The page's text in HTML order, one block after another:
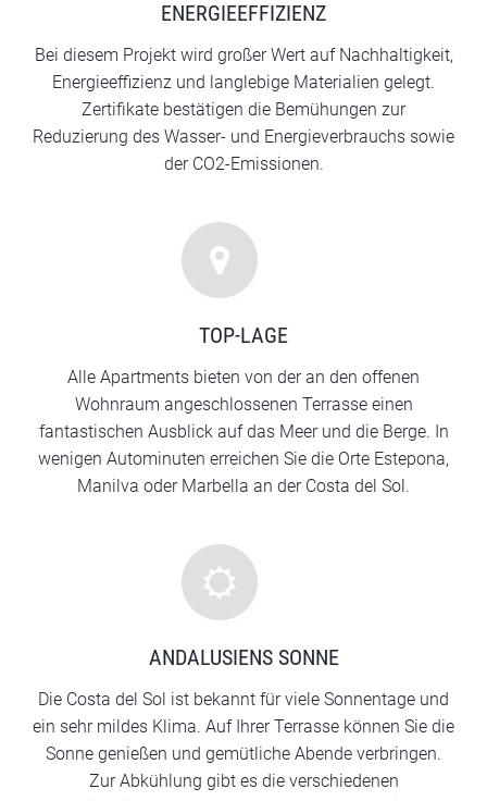
ENERGIEEFFIZIENZ
Bei diesem Projekt wird großer Wert auf Nachhaltigkeit,
Energieeffizienz und langlebige Materialien gelegt.
Zertifikate bestätigen die Bemühungen zur
Reduzierung des Wasser- und Energieverbrauchs sowie
der CO2-Emissionen.
TOP-LAGE
Alle Apartments bieten von der an den offenen
Wohnraum angeschlossenen Terrasse einen
fantastischen Ausblick auf das Meer und die Berge. In
wenigen Autominuten erreichen Sie die Orte Estepona,
Manilva oder Marbella an der Costa del Sol.
ANDALUSIENS SONNE
Die Costa del Sol ist bekannt für viele Sonnentage und
ein sehr mildes Klima. Auf Ihrer Terrasse können Sie die
Sonne genießen und gemütliche Abende verbringen.
Zur Abkühlung gibt es die verschiedenen